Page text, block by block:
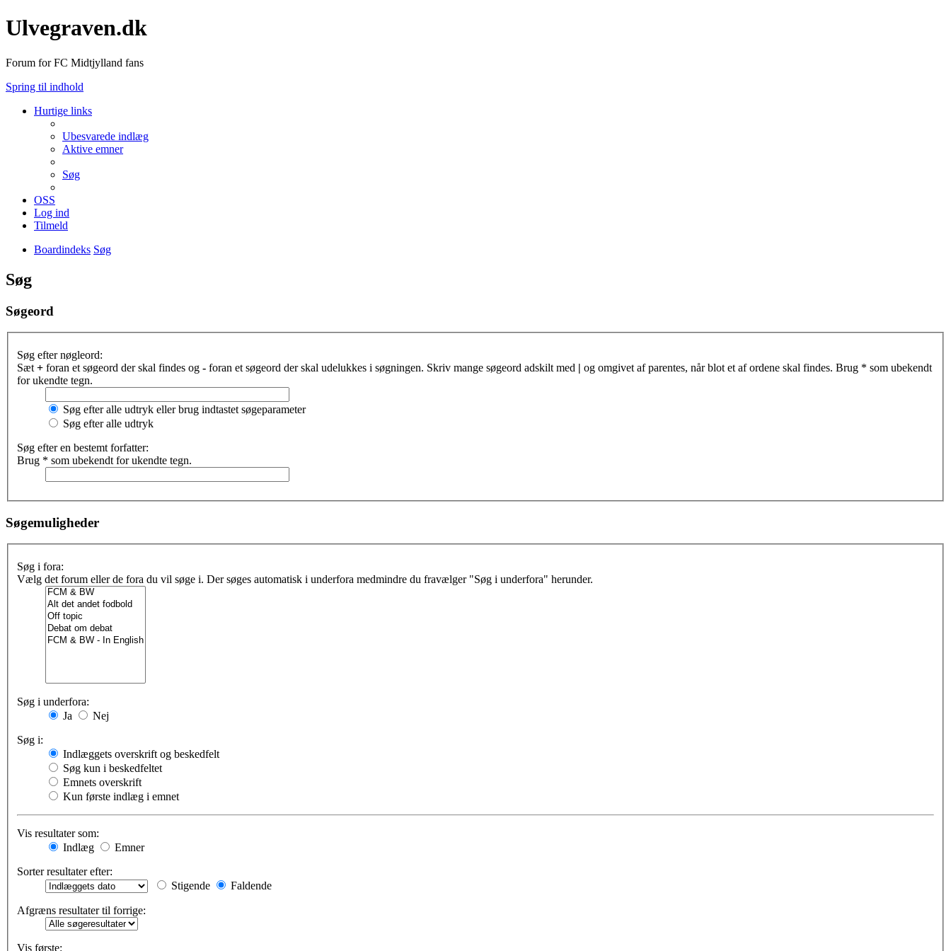
Ulvegraven.dk
Forum for FC Midtjylland fans
Spring til indhold
Hurtige links
Ubesvarede indlæg
Aktive emner
Søg
OSS
Log ind
Tilmeld
Boardindeks Søg
Søg
Søgeord
Søg efter nøgleord:
Sæt + foran et søgeord der skal findes og - foran et søgeord der skal udelukkes i søgningen. Skriv mange søgeord adskilt med | og omgivet af parentes, når blot et af ordene skal findes. Brug * som ubekendt
for ukendte tegn.
Søg efter alle udtryk eller brug indtastet søgeparameter
Søg efter alle udtryk
Søg efter en bestemt forfatter:
Brug * som ubekendt for ukendte tegn.
Søgemuligheder
Søg i fora:
Vælg det forum eller de fora du vil søge i. Der søges automatisk i underfora medmindre du fravælger "Søg i underfora" herunder.
Søg i underfora:
Ja
Nej
Søg i:
Indlæggets overskrift og beskedfelt
Søg kun i beskedfeltet
Emnets overskrift
Kun første indlæg i emnet
Vis resultater som:
Indlæg
Emner
Sorter resultater efter:
Stigende
Faldende
Afgræns resultater til forrige:
Vis første: